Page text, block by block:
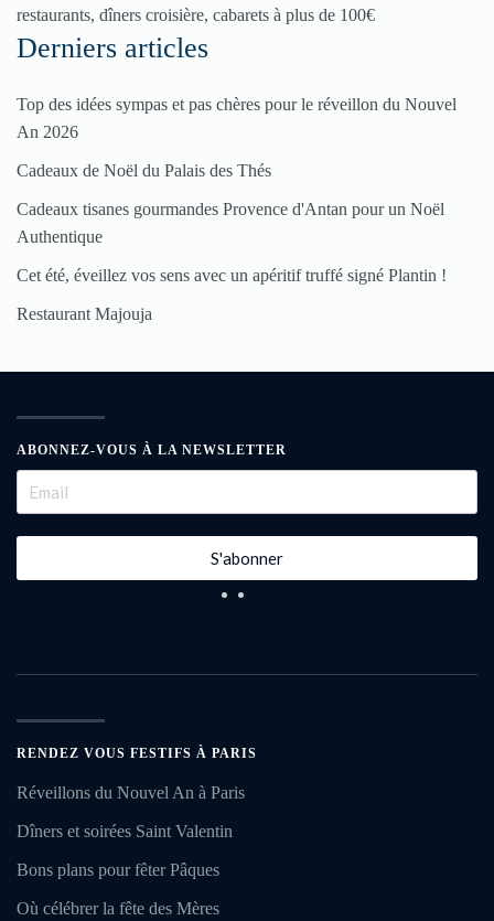
restaurants, dîners croisière, cabarets à plus de 100€
Derniers articles
Top des idées sympas et pas chères pour le réveillon du Nouvel
An 2026
Cadeaux de Noël du Palais des Thés
Cadeaux tisanes gourmandes Provence d'Antan pour un Noël
Authentique
Cet été, éveillez vos sens avec un apéritif truffé signé Plantin !
Restaurant Majouja
ABONNEZ-VOUS À LA NEWSLETTER
S'abonner
RENDEZ VOUS FESTIFS À PARIS
Réveillons du Nouvel An à Paris
Dîners et soirées Saint Valentin
Bons plans pour fêter Pâques
Où célébrer la fête des Mères